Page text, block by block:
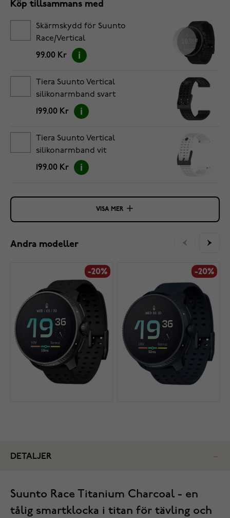
Köp tillsammans med
Skärmskydd för Suunto
Race/Vertical
99.00 Kr
Tiera Suunto Vertical
silikonarmband svart
199.00 Kr
Tiera Suunto Vertical
silikonarmband vit
199.00 Kr
VISA MER
Andra modeller
-20% -20%
DETALJER
Suunto Race Titanium Charcoal - en
tålig smartklocka i titan för tävling och